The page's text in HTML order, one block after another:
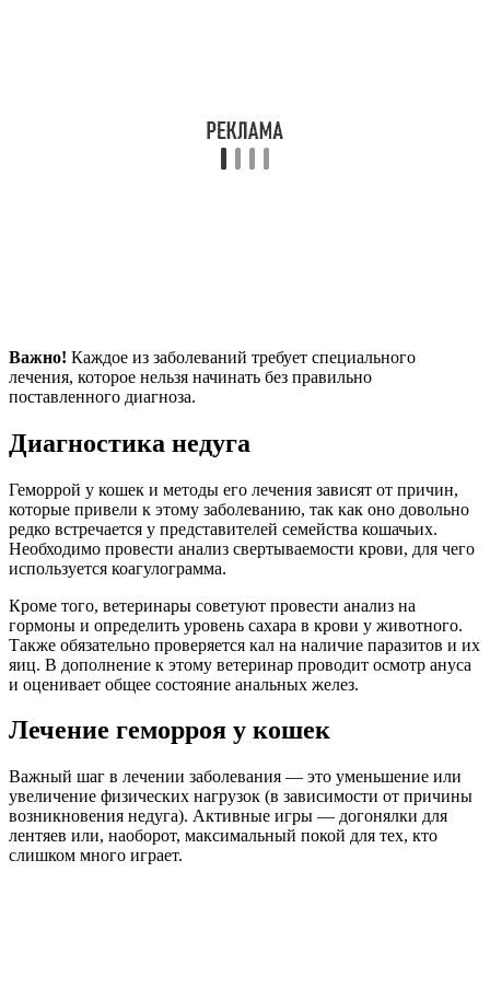
Важно! Каждое из заболеваний требует специального
лечения, которое нельзя начинать без правильно
поставленного диагноза.
Диагностика недуга
Геморрой у кошек и методы его лечения зависят от причин,
которые привели к этому заболеванию, так как оно довольно
редко встречается у представителей семейства кошачьих.
Необходимо провести анализ свертываемости крови, для чего
используется коагулограмма.
Кроме того, ветеринары советуют провести анализ на
гормоны и определить уровень сахара в крови у животного.
Также обязательно проверяется кал на наличие паразитов и их
яиц. В дополнение к этому ветеринар проводит осмотр ануса
и оценивает общее состояние анальных желез.
Лечение геморроя у кошек
Важный шаг в лечении заболевания — это уменьшение или
увеличение физических нагрузок (в зависимости от причины
возникновения недуга). Активные игры — догонялки для
лентяев или, наоборот, максимальный покой для тех, кто
слишком много играет.